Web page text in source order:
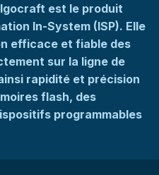
est le produit
In-System (ISP). Elle
efficace et fiable des
sur la ligne de
rapidité et précision
flash, des
programmables